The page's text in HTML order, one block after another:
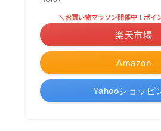
Amazon
＼お買い物マラソン開催中！ポイ
楽天市場
Yahooショッピ